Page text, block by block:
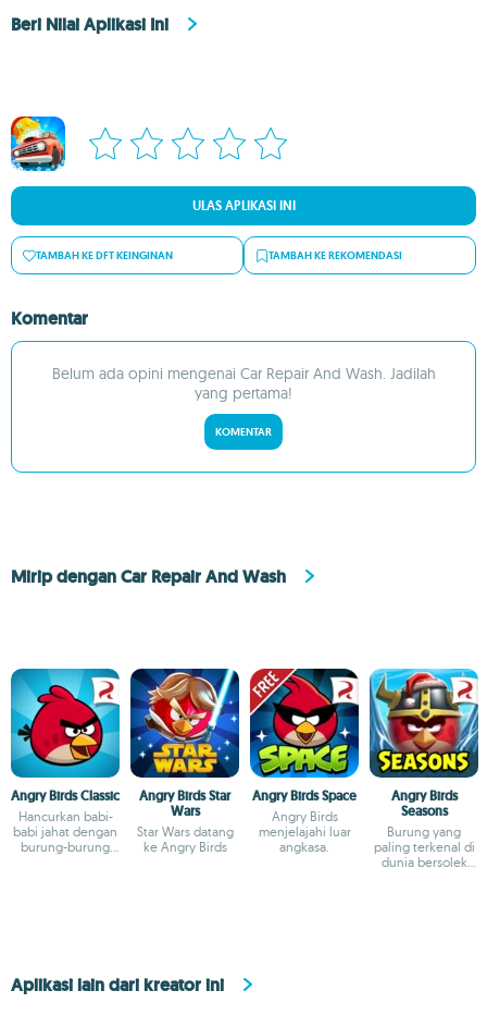
Beri Nilai Aplikasi Ini
ULAS APLIKASI INI
TAMBAH KE DFT KEINGINAN TAMBAH KE REKOMENDASI
Komentar
Belum ada opini mengenai Car Repair And Wash. Jadilah
yang pertama!
KOMENTAR
Mirip dengan Car Repair And Wash
Angry Birds Classic
Hancurkan babi-
babi jahat dengan
burung-burung
Angry Birds Star
Wars
Star Wars datang
ke Angry Birds
Angry Birds Space
Angry Birds
menjelajahi luar
angkasa.
Angry Birds
Seasons
Burung yang
paling terkenal di
dunia bersolek
Aplikasi lain dari kreator ini